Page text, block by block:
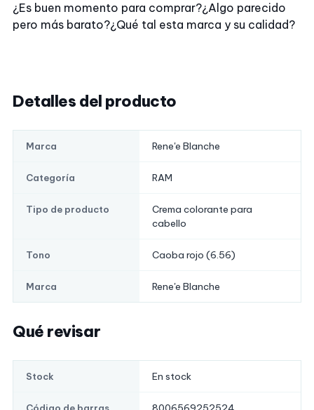
¿Es buen momento para comprar?¿Algo parecido
pero más barato?¿Qué tal esta marca y su calidad?
Detalles del producto
Marca Rene'e Blanche
Categoría RAM
Tipo de producto
Crema colorante para
cabello
Tono Caoba rojo (6.56)
Marca Rene'e Blanche
Qué revisar
Stock En stock